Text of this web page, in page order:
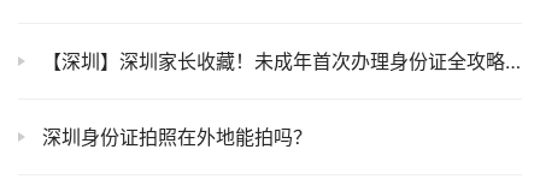
【深圳】深圳家长收藏！未成年首次办理身份证全攻略，流程、材料都说清！
深圳身份证拍照在外地能拍吗？